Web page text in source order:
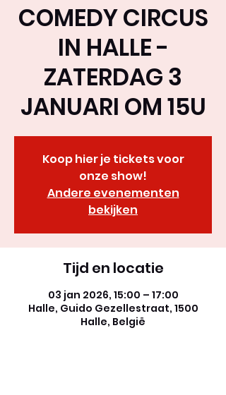
COMEDY CIRCUS
IN HALLE -
ZATERDAG 3
JANUARI OM 15U
Koop hier je tickets voor
onze show!
Andere evenementen
bekijken
Tijd en locatie
03 jan 2026, 15:00 – 17:00
Halle, Guido Gezellestraat, 1500
Halle, België